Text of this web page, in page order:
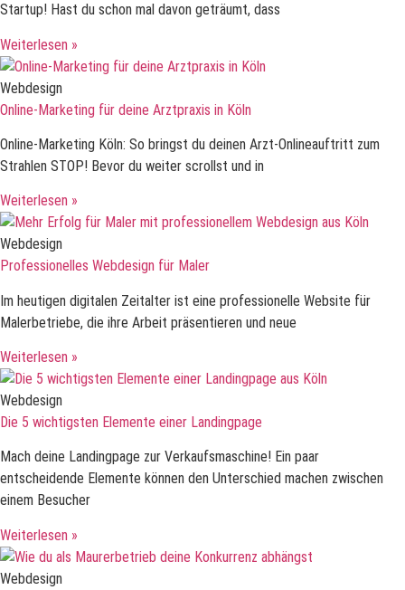
Startup! Hast du schon mal davon geträumt, dass
Weiterlesen »
Webdesign
Online-Marketing für deine Arztpraxis in Köln
Online-Marketing Köln: So bringst du deinen Arzt-Onlineauftritt zum
Strahlen STOP! Bevor du weiter scrollst und in
Weiterlesen »
Webdesign
Professionelles Webdesign für Maler
Im heutigen digitalen Zeitalter ist eine professionelle Website für
Malerbetriebe, die ihre Arbeit präsentieren und neue
Weiterlesen »
Webdesign
Die 5 wichtigsten Elemente einer Landingpage
Mach deine Landingpage zur Verkaufsmaschine! Ein paar
entscheidende Elemente können den Unterschied machen zwischen
einem Besucher
Weiterlesen »
Webdesign